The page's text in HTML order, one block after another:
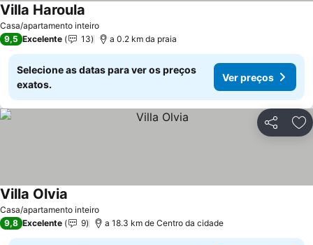
Casa/apartamento inteiro
Villa Haroula
9,5 Excelente 13 a 0.2 km da praia
Selecione as datas para ver os preços
exatos.
Ver preços
Partilhar
Casa/apartamento inteiro
Villa Olvia
9,8 Excelente 9 a 18.3 km de Centro da cidade